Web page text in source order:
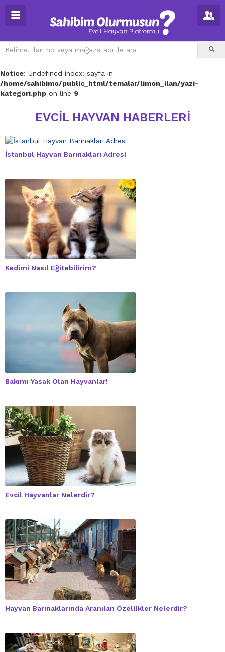
Notice: Undefined index: sayfa in
/home/sahibimo/public_html/temalar/limon_ilan/yazi-
kategori.php on line 9
EVCIL HAYVAN HABERLERI
İstanbul Hayvan Barınakları Adresi
Kedimi Nasıl Eğitebilirim?
Bakımı Yasak Olan Hayvanlar!
Evcil Hayvanlar Nelerdir?
Hayvan Barınaklarında Aranılan Özellikler Nelerdir?